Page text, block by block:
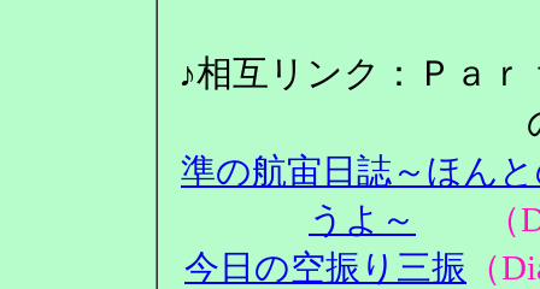
♪相互リンク：Ｐａ
準の航宙日誌～ほん
うよ～
（
今日の空振り三振 （